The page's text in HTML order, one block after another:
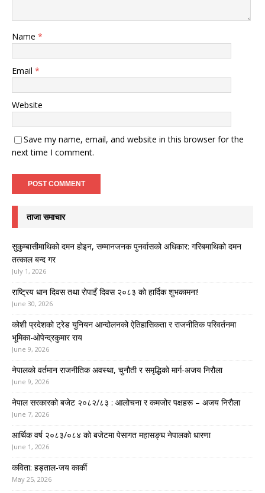
Name *
Email *
Website
Save my name, email, and website in this browser for the
next time I comment.
ताजा समाचार
सुकुम्बासीमाथिको दमन होइन, सम्मानजनक पुनर्वासको अधिकार: गरिबमाथिको दमन
तत्काल बन्द गर
July 1, 2026
राष्ट्रिय धान दिवस तथा रोपाइँ दिवस २०८३ को हार्दिक शुभकामना!
June 30, 2026
कोशी प्रदेशको ट्रेड युनियन आन्दोलनको ऐतिहासिकता र राजनीतिक परिवर्तनमा
भूमिका-ओपेन्द्रकुमार राय
June 9, 2026
नेपालको वर्तमान राजनीतिक अवस्था, चुनौती र समृद्धिको मार्ग-अजय निरौला
June 9, 2026
नेपाल सरकारको बजेट २०८२/८३ : आलोचना र कमजोर पक्षहरू – अजय निरौला
June 7, 2026
आर्थिक वर्ष २०८३/०८४ को बजेटमा पेसागत महासङ्घ नेपालको धारणा
June 1, 2026
कविता: हड्ताल-जय कार्की
May 25, 2026